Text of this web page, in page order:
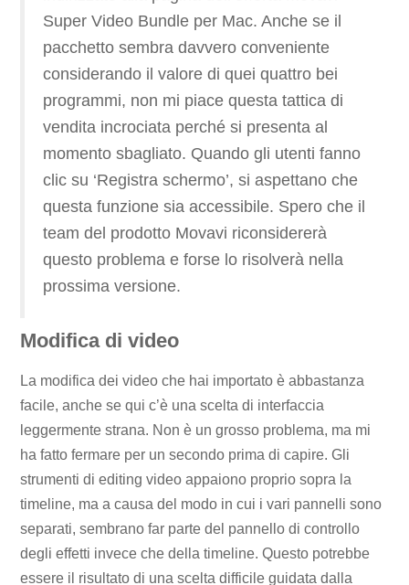
Super Video Bundle per Mac. Anche se il
pacchetto sembra davvero conveniente
considerando il valore di quei quattro bei
programmi, non mi piace questa tattica di
vendita incrociata perché si presenta al
momento sbagliato. Quando gli utenti fanno
clic su ‘Registra schermo’, si aspettano che
questa funzione sia accessibile. Spero che il
team del prodotto Movavi riconsidererà
questo problema e forse lo risolverà nella
prossima versione.
Modifica di video
La modifica dei video che hai importato è abbastanza
facile, anche se qui c’è una scelta di interfaccia
leggermente strana. Non è un grosso problema, ma mi
ha fatto fermare per un secondo prima di capire. Gli
strumenti di editing video appaiono proprio sopra la
timeline, ma a causa del modo in cui i vari pannelli sono
separati, sembrano far parte del pannello di controllo
degli effetti invece che della timeline. Questo potrebbe
essere il risultato di una scelta difficile guidata dalla